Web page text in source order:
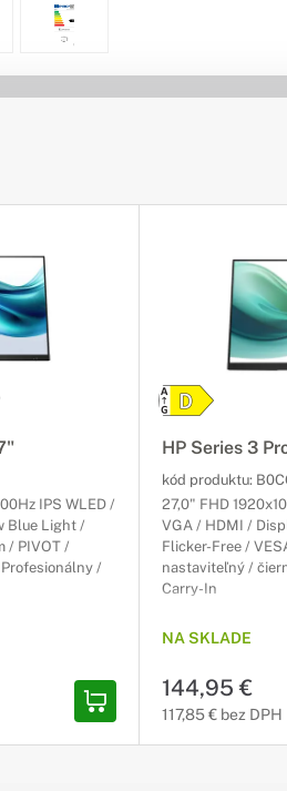
IPS WLED /
Blue Light /
/ PIVOT /
/
HP Series 3
kód produktu:
27,0" FHD
VGA / HDMI /
Flicker-Free /
nastaviteľný /
Carry-In
NA SKLADE
144,95 €
117,85 € bez DPH